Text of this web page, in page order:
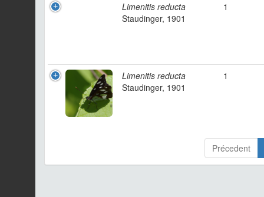
Limenitis reducta
Staudinger, 1901
1
Limenitis reducta
Staudinger, 1901
1
Précedent